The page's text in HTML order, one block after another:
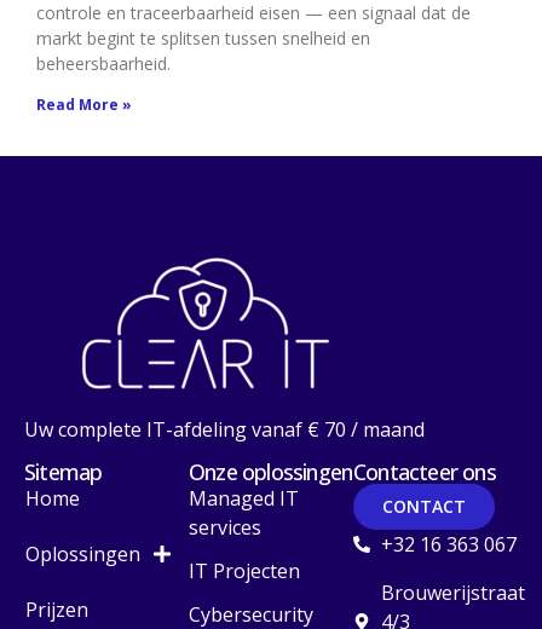
controle en traceerbaarheid eisen — een signaal dat de
markt begint te splitsen tussen snelheid en
beheersbaarheid.
Read More »
Uw complete IT-afdeling vanaf € 70 / maand
Sitemap
Home
Oplossingen
Prijzen
Onze oplossingen
Managed IT
services
IT Projecten
Cybersecurity
Contacteer ons
CONTACT
+32 16 363 067
Brouwerijstraat
4/3